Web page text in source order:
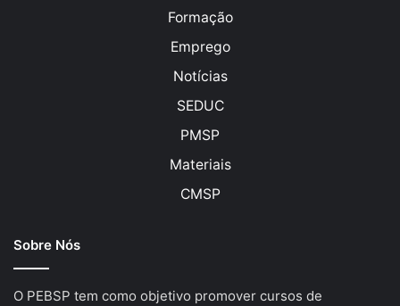
Formação
Emprego
Notícias
SEDUC
PMSP
Materiais
CMSP
Sobre Nós
O PEBSP tem como objetivo promover cursos de